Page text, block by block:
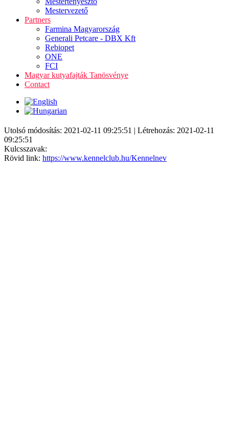
Mestervezető
Partners
Farmina Magyarország
Generali Petcare - DBX Kft
Rebiopet
ONE
FCI
Magyar kutyafajták Tanösvénye
Contact
Utolsó módosítás: 2021-02-11 09:25:51 | Létrehozás: 2021-02-11
09:25:51
Kulcsszavak:
Rövid link: https://www.kennelclub.hu/Kennelnev